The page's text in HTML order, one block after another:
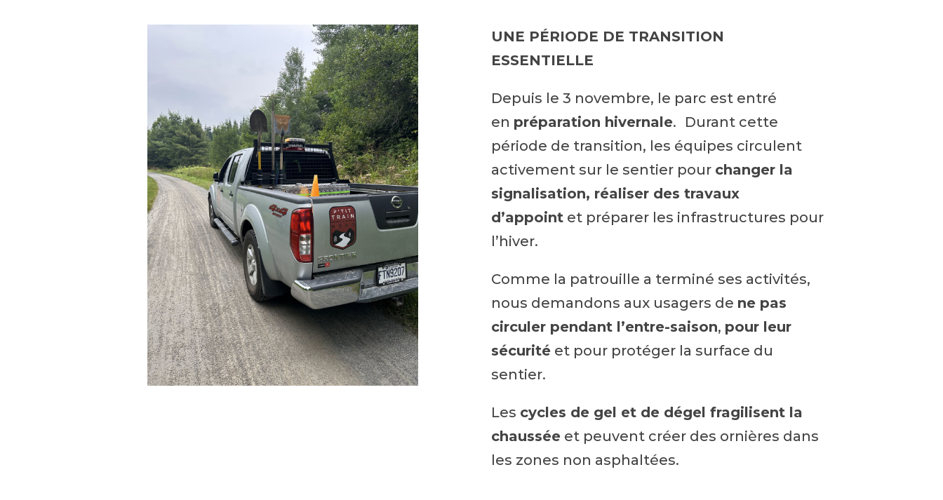
UNE PÉRIODE DE TRANSITION
ESSENTIELLE
Depuis le 3 novembre, le parc est entré
en préparation hivernale. Durant cette
période de transition, les équipes circulent
activement sur le sentier pour changer la
signalisation, réaliser des travaux
d’appoint et préparer les infrastructures pour
l’hiver.
Comme la patrouille a terminé ses activités,
nous demandons aux usagers de ne pas
circuler pendant l’entre-saison, pour leur
sécurité et pour protéger la surface du
sentier.
Les cycles de gel et de dégel fragilisent la
chaussée et peuvent créer des ornières dans
les zones non asphaltées.